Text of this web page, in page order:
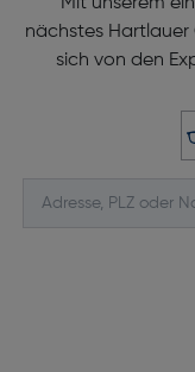
nächstes Hartlauer
sich von den